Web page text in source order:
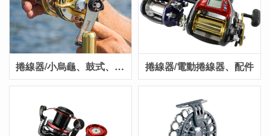
捲線器/小烏龜、鼓式、配件 捲線器/電動捲線器、配件